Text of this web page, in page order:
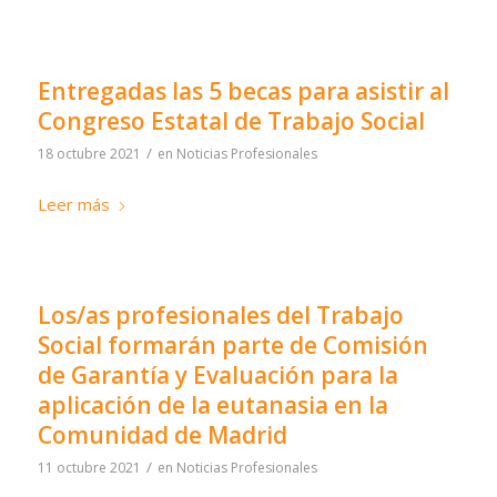
Entregadas las 5 becas para asistir al
Congreso Estatal de Trabajo Social
18 octubre 2021 / en Noticias Profesionales
Leer más
Los/as profesionales del Trabajo
Social formarán parte de Comisión
de Garantía y Evaluación para la
aplicación de la eutanasia en la
Comunidad de Madrid
11 octubre 2021 / en Noticias Profesionales